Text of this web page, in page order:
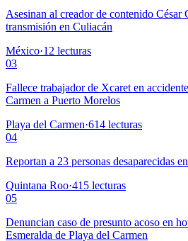
Asesinan al creador de contenido César
transmisión en Culiacán
México·12 lecturas
03
Fallece trabajador de Xcaret en
Carmen a Puerto Morelos
Playa del Carmen·614 lecturas
04
Reportan a 23 personas desaparecidas
Quintana Roo·415 lecturas
05
Denuncian caso de presunto acoso en
Esmeralda de Playa del Carmen